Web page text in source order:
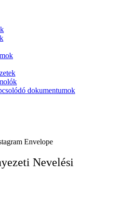
dokumentumok
Envelope
Nevelési